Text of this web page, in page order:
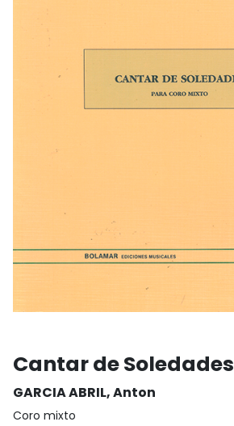
Cantar de Soledades
GARCIA ABRIL, Anton
Coro mixto